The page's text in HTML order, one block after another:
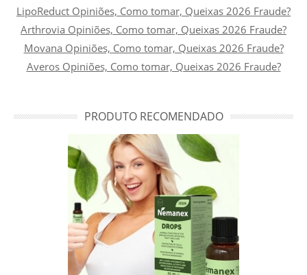
LipoReduct Opiniões, Como tomar, Queixas 2026 Fraude?
Arthrovia Opiniões, Como tomar, Queixas 2026 Fraude?
Movana Opiniões, Como tomar, Queixas 2026 Fraude?
Averos Opiniões, Como tomar, Queixas 2026 Fraude?
PRODUTO RECOMENDADO